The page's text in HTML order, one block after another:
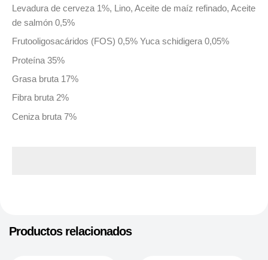
Levadura de cerveza 1%, Lino, Aceite de maíz refinado, Aceite
de salmón 0,5%
Frutooligosacáridos (FOS) 0,5% Yuca schidigera 0,05%
Proteína 35%
Grasa bruta 17%
Fibra bruta 2%
Ceniza bruta 7%
Productos relacionados